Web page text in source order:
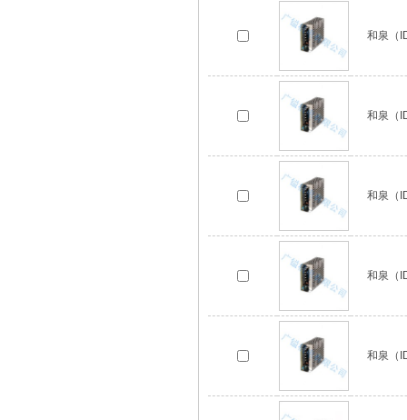
和泉（
和泉（
和泉（
和泉（
和泉（